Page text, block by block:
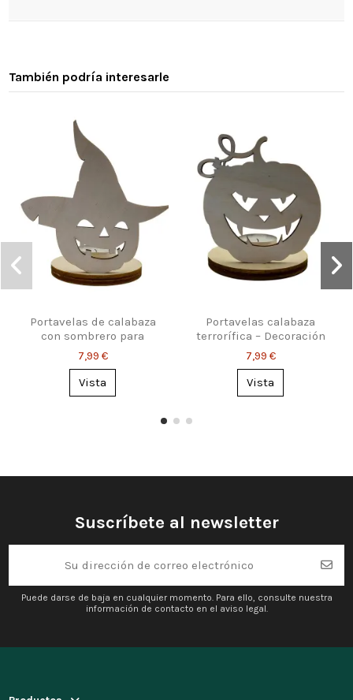
También podría interesarle
Portavelas de calabaza
con sombrero para
Halloween
7,99 €
Vista
Portavelas calabaza
terrorífica – Decoración
Halloween
7,99 €
Vista
Suscríbete al newsletter
Puede darse de baja en cualquier momento. Para ello, consulte nuestra
información de contacto en el aviso legal.